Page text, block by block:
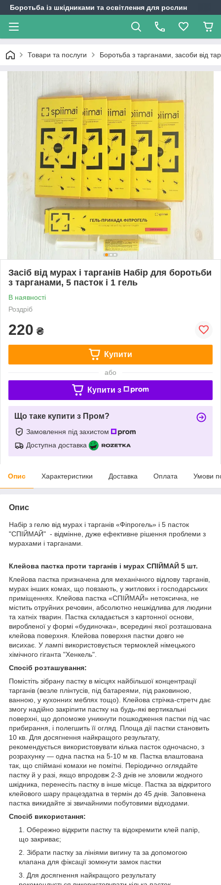
Боротьба із шкідниками та освітлення для рослин
Товари та послуги Боротьба з тарганами, засоби від
Засіб від мурах і тарганів Набір для боротьби
з тарганами, 5 пасток і 1 гель
В наявності
Роздріб
220 ₴
Купити
або
Купити з
Що таке купити з Пром?
Замовлення під захистом
Доступна доставка
Опис Характеристики Доставка Оплата Умови
Опис
Набір з гелю від мурах і тарганів «Фіпрогель» і 5 пасток
"СПІЙМАЙ" - відмінне, дуже ефективне рішення проблеми з
мурахами і тарганами.
Клейова пастка проти тарганів і мурах СПІЙМАЙ 5 шт.
Клейова пастка призначена для механічного відлову тарганів,
мурах інших комах, що повзають, у житлових і господарських
приміщеннях. Клейова пастка «СПІЙМАЙ» нетоксична, не
містить отруйних речовин, абсолютно нешкідлива для людини
та хатніх тварин. Пастка складається з картонної основи,
виробленої у формі «будиночка», всередині якої розташована
клейова поверхня. Клейова поверхня пастки довго не
висихає. У лампі використовується термоклей німецького
хімічного гіганта "Хенкель".
Спосіб розташування:
Помістіть зібрану пастку в місцях найбільшої концентрації
тарганів (везле плінтусів, під батареями, під раковиною,
ванною, у кухонних меблях тощо). Клейова стрічка-стретч дає
змогу надійно закріпити пастку на будь-які вертикальні
поверхні, що допоможе уникнути пошкодження пастки під час
прибирання, і полегшить її огляд. Площа дії пастки становить
10 кв. Для досягнення найкращого результату,
рекомендується використовувати кілька пасток одночасно, з
розрахунку — одна пастка на 5-10 м кв. Пастка влаштована
так, що спіймані комахи не помітні. Періодично оглядайте
пастку й у разі, якщо впродовж 2-3 днів не зловили жодного
шкідника, перенесіть пастку в інше місце. Пастка за відкритого
клейового шару працездатна в термін до 45 днів. Заповнена
пастка викидайте зі звичайними побутовими відходами.
Спосіб використання:
Обережно відкрити пастку та відокремити клей папір,
що закриває;
Зібрати пастку за лініями вигину та за допомогою
клапана для фіксації зомкнути замок пастки
Для досягнення найкращого результату